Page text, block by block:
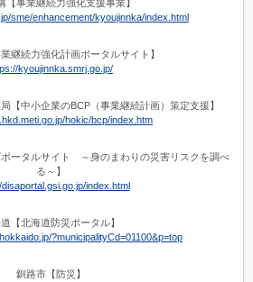
【事業継続力強化支援事業】
sme/enhancement/kyoujinnka/index.html
継続力強化計画ポータルサイト】
kyoujinnka.smrj.go.jp/
【中小企業のBCP（事業継続計画）策定支援】
hokic/bcp/index.htm
ポータルサイト ～身のまわりの災害リスクを調べ
る～】
index.html
【北海道防災ポータル】
?municipalityCd=01100&p=top
釧路市【防災】